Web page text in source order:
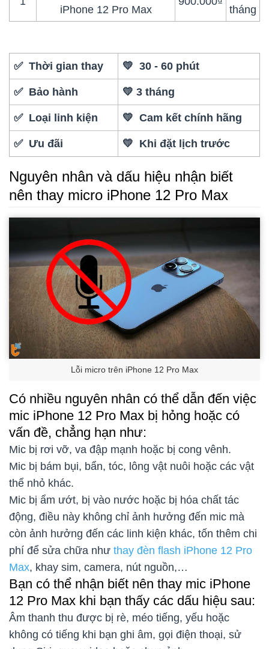
iPhone 12 Pro Max tháng
✅ Thời gian thay 💛 30 - 60 phút
✅ Bảo hành 💛 3 tháng
✅ Loại linh kiện 💛 Cam kết chính hãng
✅ Ưu đãi 💛 Khi đặt lịch trước
Nguyên nhân và dấu hiệu nhận biết
nên thay micro iPhone 12 Pro Max
Lỗi micro trên iPhone 12 Pro Max
Có nhiều nguyên nhân có thể dẫn đến việc
mic iPhone 12 Pro Max bị hỏng hoặc có
vấn đề, chẳng hạn như:
Mic bị rơi vỡ, va đập mạnh hoặc bị cong vênh.
Mic bị bám bụi, bẩn, tóc, lông vật nuôi hoặc các vật
thể nhỏ khác.
Mic bị ẩm ướt, bị vào nước hoặc bị hóa chất tác
động, điều này không chỉ ảnh hưởng đến mic mà
còn ảnh hưởng đến các linh kiện khác, tốn thêm chi
phí để sửa chữa như thay đèn flash iPhone 12 Pro
Max, khay sim, camera, nút nguồn,…
Bạn có thể nhận biết nên thay mic iPhone
12 Pro Max khi bạn thấy các dấu hiệu sau:
Âm thanh thu được bị rè, méo tiếng, yếu hoặc
không có tiếng khi bạn ghi âm, gọi điện thoại, sử